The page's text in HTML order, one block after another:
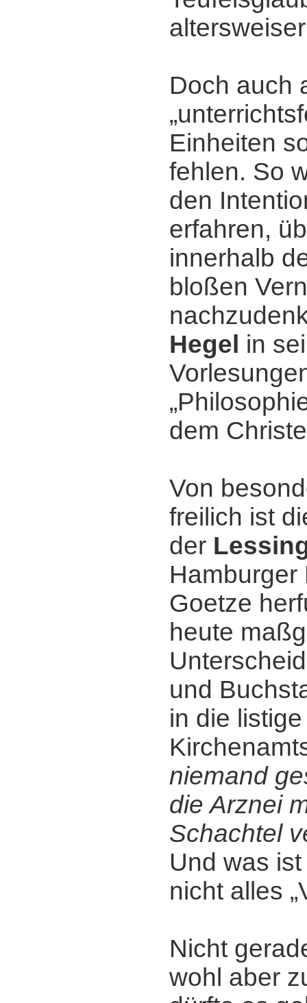
Doch auch
Einheiten
fehlen. So
den
erfahren,
innerhalb
bloßen
Hegel in
dem
Von
freilich ist
der
Hamburger
Goetze
heute
und
in die
niemand
die Arznei
Schachtel
Und was
nicht alles
Nicht
wohl aber